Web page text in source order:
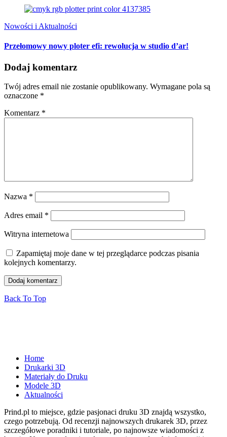
Nowości i Aktualności
Przełomowy nowy ploter efi: rewolucja w studio d’ar!
Dodaj komentarz
Twój adres email nie zostanie opublikowany. Wymagane pola są
oznaczone *
Komentarz *
Nazwa *
Adres email *
Witryna internetowa
Zapamiętaj moje dane w tej przeglądarce podczas pisania
kolejnych komentarzy.
Back To Top
Home
Drukarki 3D
Materiały do Druku
Modele 3D
Aktualności
Prind.pl to miejsce, gdzie pasjonaci druku 3D znajdą wszystko,
czego potrzebują. Od recenzji najnowszych drukarek 3D, przez
szczegółowe poradniki i tutoriale, po najnowsze wiadomości z